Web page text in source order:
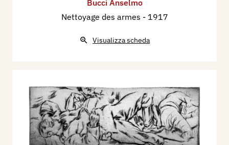
Bucci Anselmo
Nettoyage des armes - 1917
Visualizza scheda